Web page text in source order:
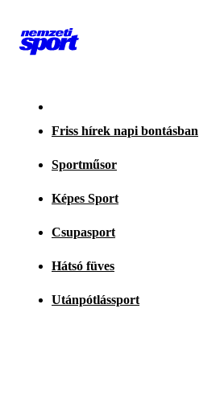
Friss hírek napi bontásban
Sportműsor
Képes Sport
Csupasport
Hátsó füves
Utánpótlássport